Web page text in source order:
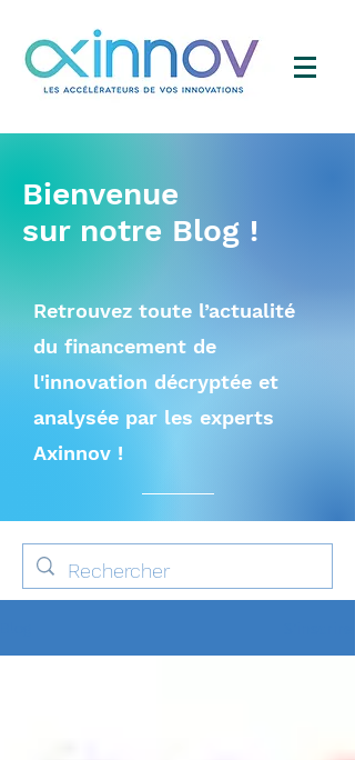
Bienvenue
sur notre Blog !
Retrouvez toute l’actualité
du financement de
l'innovation décryptée et
analysée par les experts
Axinnov !